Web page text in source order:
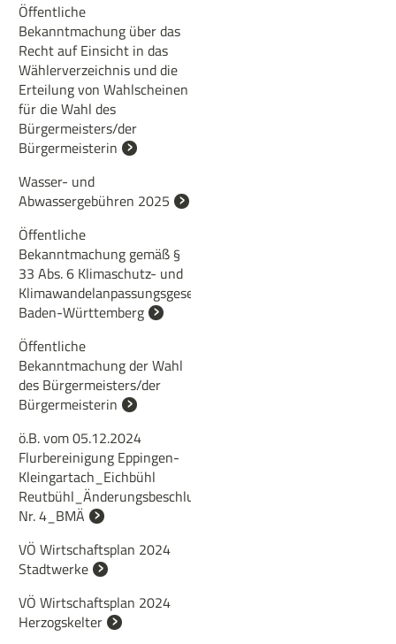
Öffentliche
Bekanntmachung über das
Recht auf Einsicht in das
Wählerverzeichnis und die
Erteilung von Wahlscheinen
für die Wahl des
Bürgermeisters/der
Bürgermeisterin
Wasser- und
Abwassergebühren 2025
Öffentliche
Bekanntmachung gemäß §
33 Abs. 6 Klimaschutz- und
Klimawandelanpassungsgesetz
Baden-Württemberg
Öffentliche
Bekanntmachung der Wahl
des Bürgermeisters/der
Bürgermeisterin
ö.B. vom 05.12.2024
Flurbereinigung Eppingen-
Kleingartach_Eichbühl
Reutbühl_Änderungsbeschluss
Nr. 4_BMÄ
VÖ Wirtschaftsplan 2024
Stadtwerke
VÖ Wirtschaftsplan 2024
Herzogskelter